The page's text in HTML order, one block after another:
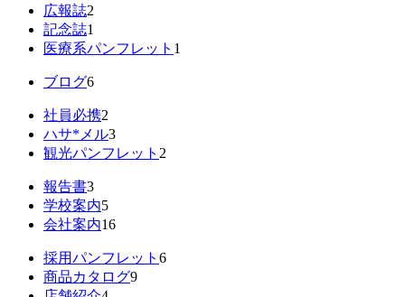
広報誌2
記念誌1
医療系パンフレット 1
ブログ6
社員必携2
ハサ*メル3
観光パンフレット 2
報告書3
学校案内5
会社案内16
採用パンフレット 6
商品カタログ9